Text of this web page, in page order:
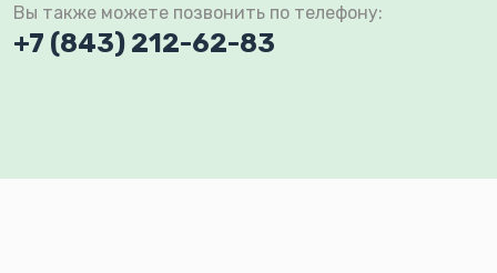
Вы также можете позвонить по телефону:
+7 (843) 212-62-83